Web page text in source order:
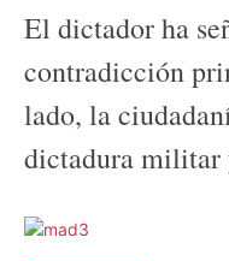
El dictador ha
contradicción
lado, la
dictadura